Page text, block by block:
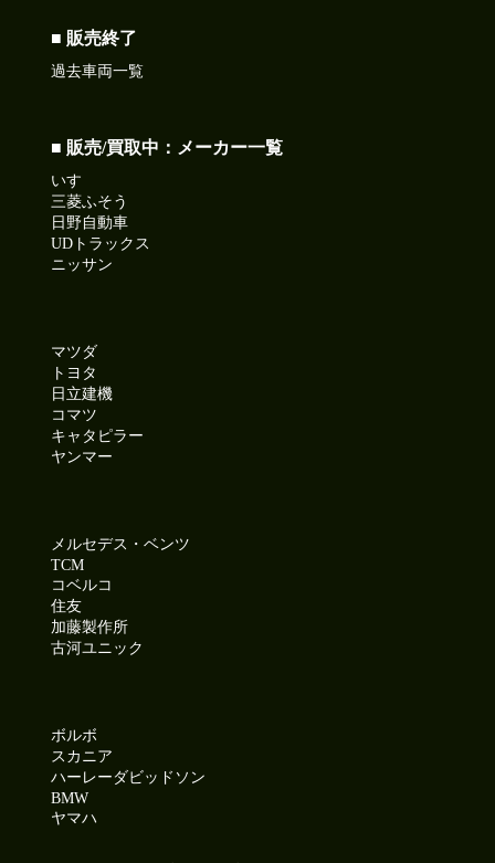
■ 販売終了
過去車両一覧
■ 販売/買取中：メーカー一覧
いすゞ
三菱ふそう
日野自動車
UDトラックス
ニッサン
マツダ
トヨタ
日立建機
コマツ
キャタピラー
ヤンマー
メルセデス・ベンツ
TCM
コベルコ
住友
加藤製作所
古河ユニック
ボルボ
スカニア
ハーレーダビッドソン
BMW
ヤマハ